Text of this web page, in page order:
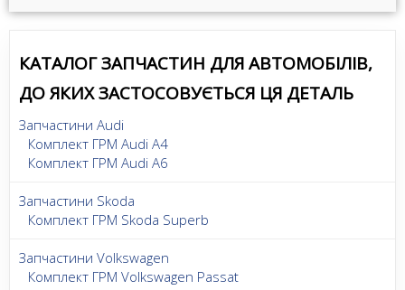
КАТАЛОГ ЗАПЧАСТИН ДЛЯ АВТОМОБІЛІВ,
ДО ЯКИХ ЗАСТОСОВУЄТЬСЯ ЦЯ ДЕТАЛЬ
Запчастини Audi
Комплект ГРМ Audi A4
Комплект ГРМ Audi A6
Запчастини Skoda
Комплект ГРМ Skoda Superb
Запчастини Volkswagen
Комплект ГРМ Volkswagen Passat